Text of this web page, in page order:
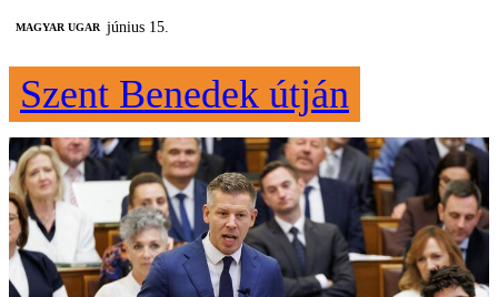
MAGYAR UGAR június 15.
Szent Benedek útján